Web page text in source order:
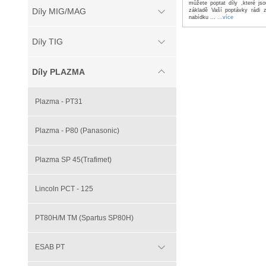
Díly MIG/MAG
Díly TIG
Díly PLAZMA
Plazma - PT31
Plazma - P80 (Panasonic)
Plazma SP 45(Trafimet)
Lincoln PCT - 125
PT80H/M TM (Spartus SP80H)
ESAB PT
můžete poptat díly ,které
základě Vaší poptávky rádi
nabídku ... ...více